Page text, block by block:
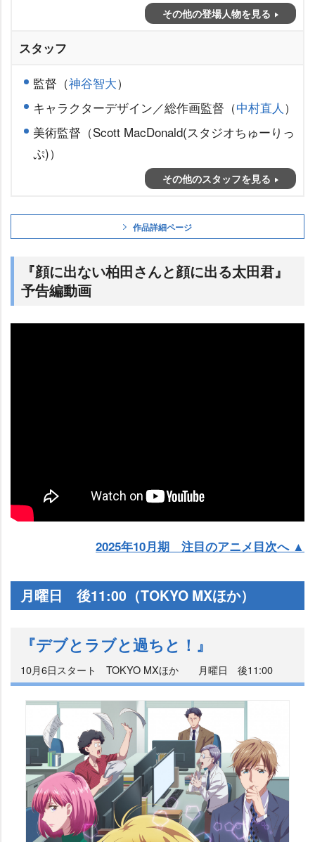
その他の登場人物を見る
スタッフ
監督（神谷智大）
キャラクターデザイン／総作画監督（中村直人 ）
美術監督（Scott MacDonald(スタジオちゅーりっ
ぷ)）
その他のスタッフを見る
作品詳細ページ
『顔に出ない柏田さんと顔に出る太田君』
予告編動画
2025年10月期 注目のアニメ目次へ ▲
月曜日 後11:00（TOKYO MXほか）
『デブとラブと過ちと！』
10月6日スタート TOKYO MXほか 月曜日 後11:00